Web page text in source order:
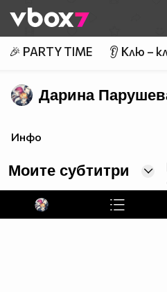
👾
🎉 PARTY TIME 👂 Клю –
Дарина
Инфо
Моите субтитри